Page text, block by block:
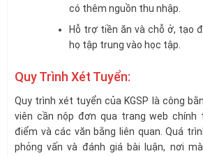
có thêm nguồn thu nhập.
Hỗ trợ tiền ăn và chỗ ở, tạo
họ tập trung vào học tập.
Quy Trình Xét Tuyển:
Quy trình xét tuyển của KGSP là công
viên cần nộp đơn qua trang web chính
điểm và các văn bằng liên quan. Quá
phỏng vấn và đánh giá bài luận, nơi